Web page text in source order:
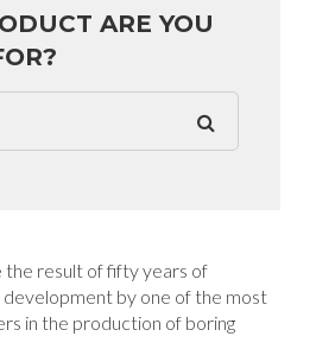
ARE YOU
the result of fifty years of
by one of the most
in the production of boring